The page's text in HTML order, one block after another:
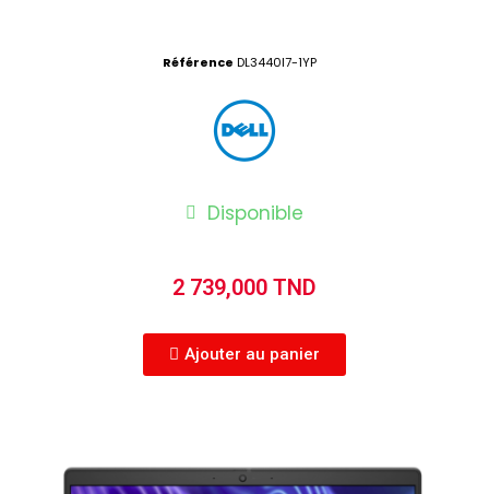
Référence DL3440I7-1YP
Disponible
2 739,000 TND
Ajouter au panier